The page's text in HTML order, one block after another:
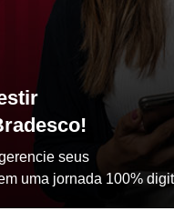
seus
uma jornada 100%